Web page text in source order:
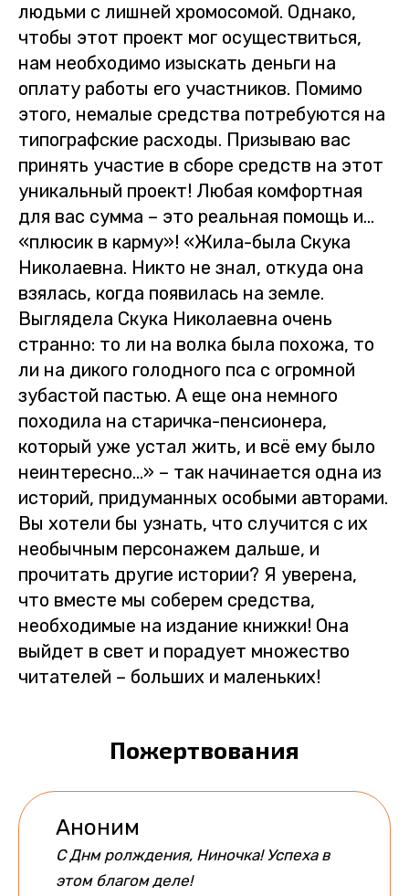
людьми с лишней хромосомой. Однако,
чтобы этот проект мог осуществиться,
нам необходимо изыскать деньги на
оплату работы его участников. Помимо
этого, немалые средства потребуются на
типографские расходы. Призываю вас
принять участие в сборе средств на этот
уникальный проект! Любая комфортная
для вас сумма – это реальная помощь и…
«плюсик в карму»! «Жила-была Скука
Николаевна. Никто не знал, откуда она
взялась, когда появилась на земле.
Выглядела Скука Николаевна очень
странно: то ли на волка была похожа, то
ли на дикого голодного пса с огромной
зубастой пастью. А еще она немного
походила на старичка-пенсионера,
который уже устал жить, и всё ему было
неинтересно…» – так начинается одна из
историй, придуманных особыми авторами.
Вы хотели бы узнать, что случится с их
необычным персонажем дальше, и
прочитать другие истории? Я уверена,
что вместе мы соберем средства,
необходимые на издание книжки! Она
выйдет в свет и порадует множество
читателей – больших и маленьких!
Пожертвования
Аноним
С Днм ролждения, Ниночка! Успеха в
этом благом деле!